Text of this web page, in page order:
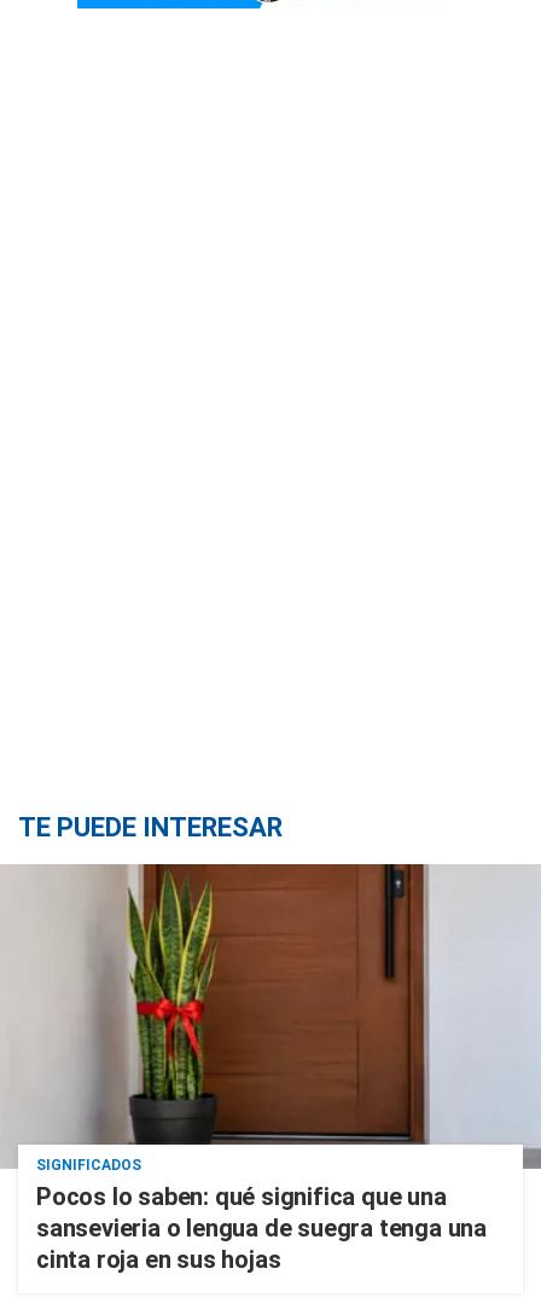
TE PUEDE INTERESAR
SIGNIFICADOS
Pocos lo saben: qué significa que una
sansevieria o lengua de suegra tenga una
cinta roja en sus hojas